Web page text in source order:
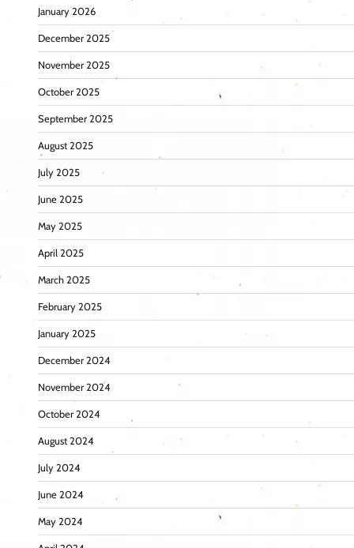
January 2026
December 2025
November 2025
October 2025
September 2025
August 2025
July 2025
June 2025
May 2025
April 2025
March 2025
February 2025
January 2025
December 2024
November 2024
October 2024
August 2024
July 2024
June 2024
May 2024